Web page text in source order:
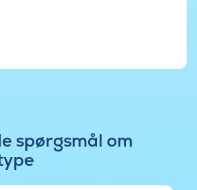
spørgsmål om